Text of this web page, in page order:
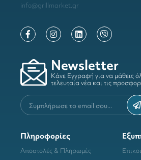
info@grillmarket.gr
Newsletter
Κάνε Εγγραφή για να μάθεις
τελευταία νέα και τις
Πληροφορίες
Αποστολές & Πληρωμές